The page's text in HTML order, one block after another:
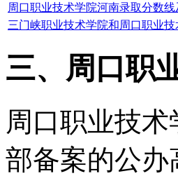
周口职业技术学院河南录取分数
三门峡职业技术学院和周口职业
三、周口职
周口职业技
部备案的公